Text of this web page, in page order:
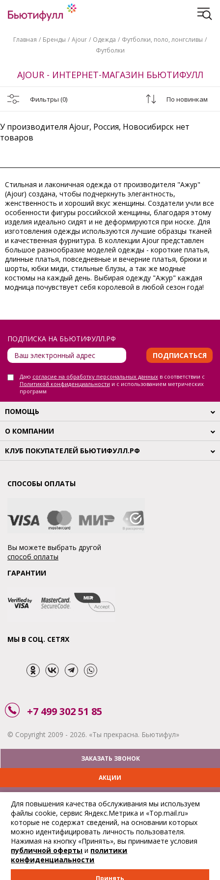
Главная Бренды Ajour Одежда
Футболки, поло, лонгсливы
Футболки
AJOUR - ИНТЕРНЕТ-МАГАЗИН БЬЮТИФУЛЛ
Фильтры (0) По новинкам
У производителя Ajour, Россия, Новосибирск нет
товаров
Стильная и лаконичная одежда от производителя "Ажур"
(Ajour) создана, чтобы подчеркнуть элегантность,
женственность и хороший вкус женщины. Создатели учли все
особенности фигуры российской женщины, благодаря этому
изделия идеально сидят и не деформируются при носке. Для
изготовления одежды используются лучшие образцы тканей
и качественная фурнитура. В коллекции Ajour представлен
большое разнообразие моделей одежды - короткие платья,
длинные платья, повседневные и вечерние платья, брюки и
шорты, юбки миди, стильные блузы, а так же модные
костюмы на каждый день. Выбирая одежду "Ажур" каждая
модница почувствует себя королевой в любой сезон года!
ПОДПИСКА НА БЬЮТИФУЛЛ.РФ
ПОДПИСАТЬСЯ
Даю согласие на обработку персональных данныхв соответствии с
Политикой конфиденциальности и с использованием метрических
программ
ПОМОЩЬ
О КОМПАНИИ
КЛУБ ПОКУПАТЕЛЕЙ БЬЮТИФУЛЛ.РФ
СПОСОБЫ ОПЛАТЫ
Вы можете выбрать другой
способ оплаты
ГАРАНТИИ
МЫ В СОЦ. СЕТЯХ
+7 499 302 51 85
© Copyright 2009 - 2026. «Ты прекрасна. Бьютифул»
ЗАКАЗАТЬ ЗВОНОК
АКЦИИ
ОПЛАТА
ОТСЛЕДИТЬ ЗАКАЗ
Для повышения качества обслуживания мы используем
файлы cookie, сервис Яндекс.Метрика и «Top.mail.ru»
которые не содержат сведений, на основании которых
можно идентифицировать личность пользователя.
Нажимая на кнопку «Принять», вы принимаете условия
публичной оферты и политики
конфиденциальности
Принять